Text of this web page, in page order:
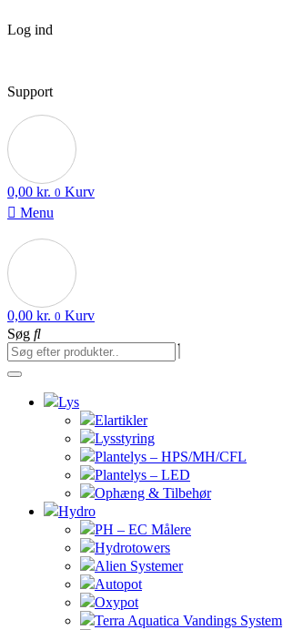
Log ind
Support
0,00 kr. 0 Kurv
Menu
0,00 kr. 0 Kurv
Søg
Lys
Elartikler
Lysstyring
Plantelys – HPS/MH/CFL
Plantelys – LED
Ophæng & Tilbehør
Hydro
PH – EC Målere
Hydrotowers
Alien Systemer
Autopot
Oxypot
Terra Aquatica Vandings System